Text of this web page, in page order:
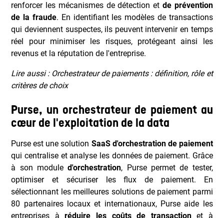
renforcer les mécanismes de détection et de prévention
de la fraude. En identifiant les modèles de transactions
qui deviennent suspectes, ils peuvent intervenir en temps
réel pour minimiser les risques, protégeant ainsi les
revenus et la réputation de l'entreprise.
Lire aussi : Orchestrateur de paiements : définition, rôle et
critères de choix
Purse, un orchestrateur de paiement au
cœur de l'exploitation de la data
Purse est une solution SaaS d'orchestration de paiement
qui centralise et analyse les données de paiement. Grâce
à son moduled'orchestration, Purse permet de tester,
optimiser et sécuriser les flux de paiement. En
sélectionnant les meilleures solutions de paiement parmi
80 partenaires locaux et internationaux, Purse aide les
entreprises àréduire les coûts de transactionet à